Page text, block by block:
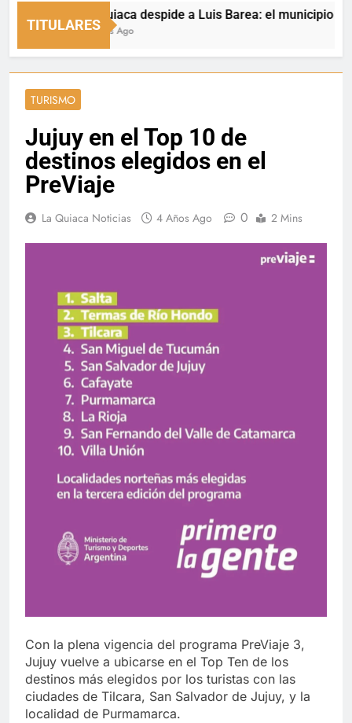
TITULARES
La Quiaca despide a Luis Barea: el municipio
2 Horas Ago
TURISMO
Jujuy en el Top 10 de
destinos elegidos en el
PreViaje
La Quiaca Noticias 4 Años Ago 0 2 Mins
Con la plena vigencia del programa PreViaje 3,
Jujuy vuelve a ubicarse en el Top Ten de los
destinos más elegidos por los turistas con las
ciudades de Tilcara, San Salvador de Jujuy, y la
localidad de Purmamarca.